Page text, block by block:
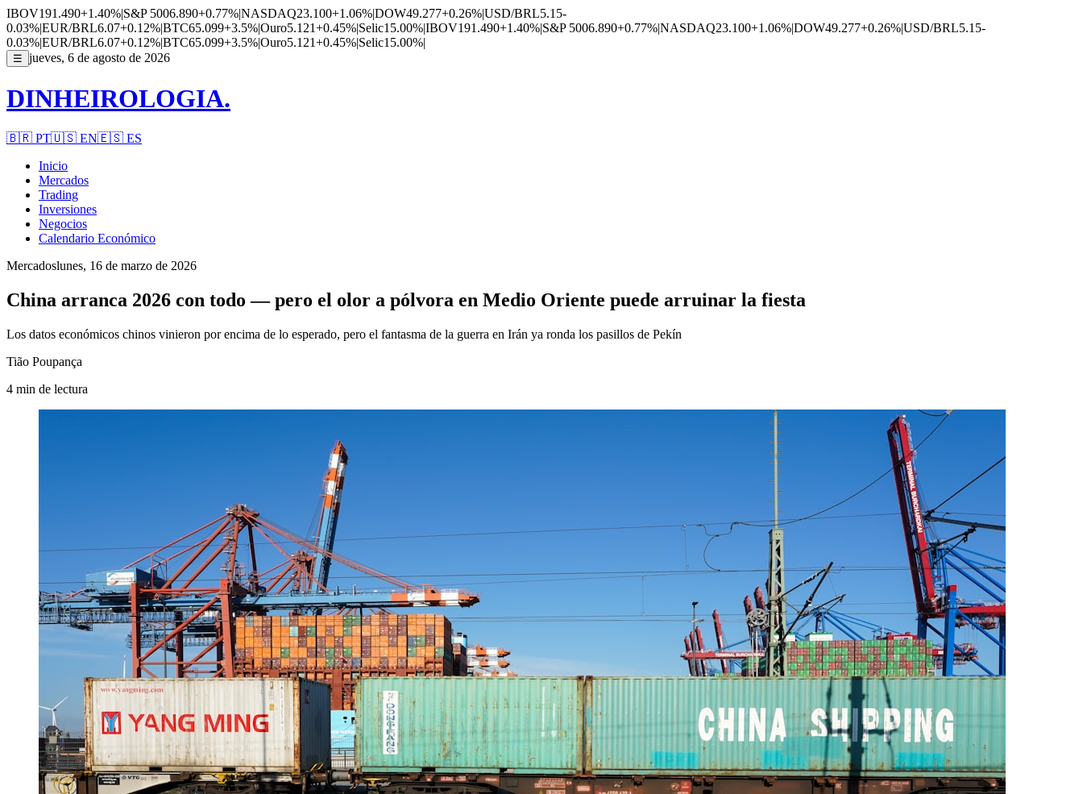
IBOV191.490+1.40%|S&P 5006.890+0.77%|NASDAQ23.100+1.06%|DOW49.277+0.26%|USD/BRL5.15-
0.03%|EUR/BRL6.07+0.12%|BTC65.099+3.5%|Ouro5.121+0.45%|Selic15.00%|IBOV191.490+1.40%|S&P 5006.890+0.77%|NASDAQ23.100+1.06%|DOW49.277+0.26%|USD/BRL5.15-
0.03%|EUR/BRL6.07+0.12%|BTC65.099+3.5%|Ouro5.121+0.45%|Selic15.00%|
☰ jueves, 6 de agosto de 2026
DINHEIROLOGIA.
🇧🇷 PT🇺🇸 EN🇪🇸 ES
Inicio
Mercados
Trading
Inversiones
Negocios
Calendario Económico
Mercadoslunes, 16 de marzo de 2026
China arranca 2026 con todo — pero el olor a pólvora en Medio Oriente puede arruinar la fiesta
Los datos económicos chinos vinieron por encima de lo esperado, pero el fantasma de la guerra en Irán ya ronda los pasillos de Pekín
Tião Poupança
4 min de lectura